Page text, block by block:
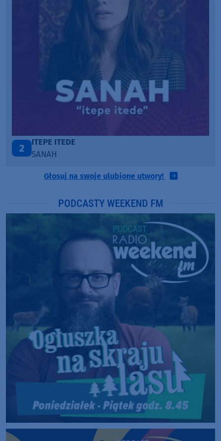
3
ONE CALL AWAY
LOUD LUXURY
Głosuj na swoje ulubione utwory!
PODCASTY WEEKEND FM